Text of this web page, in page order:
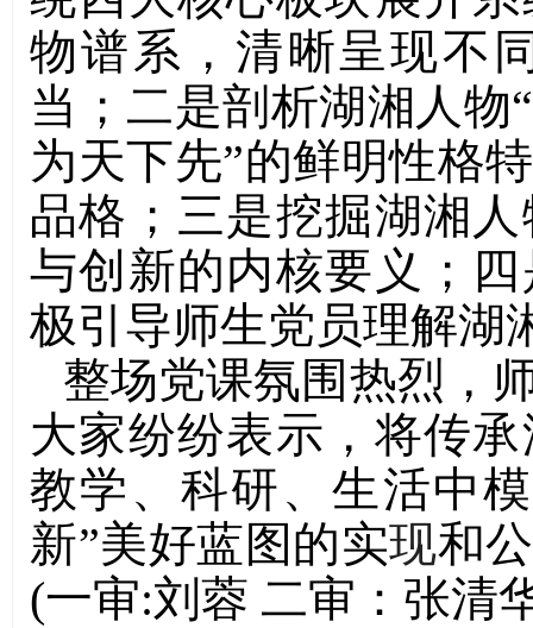
物谱系，清晰呈现不
当；二是剖析湖湘人
为天下先”的鲜明性格
品格；三是挖掘湖湘
与创新的内核要义；
极引导师生党员理解湖
整场党课氛围热烈，
大家纷纷表示，将传
教学、科研、生活中
新”美好蓝图的实现和
(一审:刘蓉 二审：张清